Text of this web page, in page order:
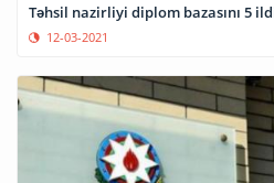
Təhsil nazirliyi diplom bazasını 5
12-03-2021